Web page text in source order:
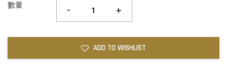
數量 - +
ADD TO WISHLIST